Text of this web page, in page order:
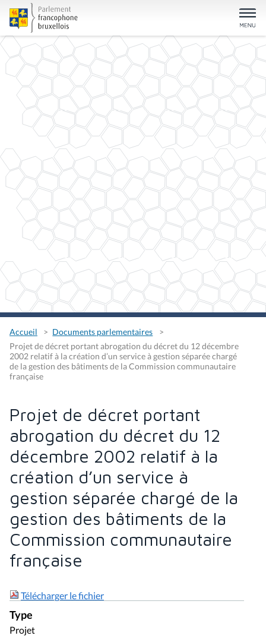
Accueil
Documents parlementaires
Projet de décret portant abrogation du décret du 12 décembre
2002 relatif à la création d’un service à gestion séparée chargé
de la gestion des bâtiments de la Commission communautaire
française
Projet de décret portant
abrogation du décret du 12
décembre 2002 relatif à la
création d’un service à
gestion séparée chargé de la
gestion des bâtiments de la
Commission communautaire
française
Télécharger le fichier
Type
Projet